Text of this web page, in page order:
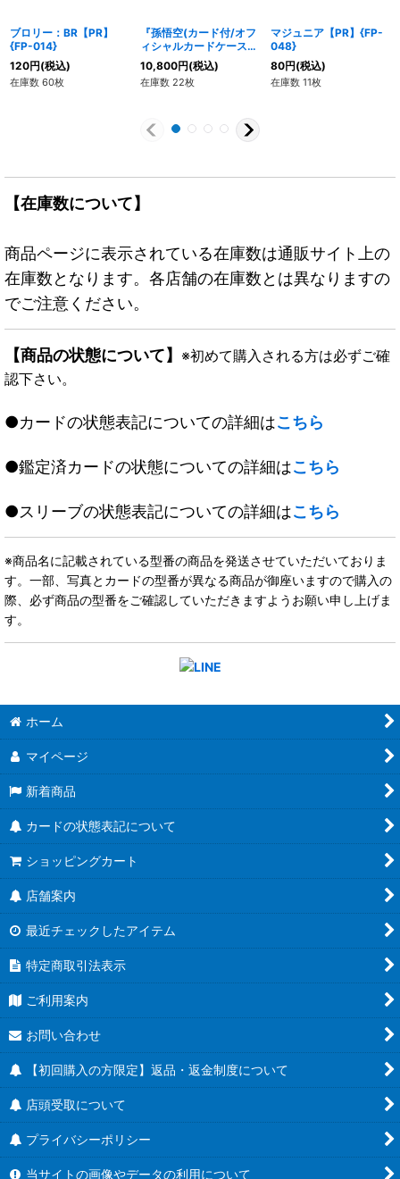
ブロリー：BR【PR】
{FP-014}
120円(税込)
在庫数 60枚
『孫悟空(カード付/オフ
ィシャルカードケース
01)』【サプライ】{-}
10,800円(税込)
在庫数 22枚
マジュニア【PR】{FP-
048}
80円(税込)
在庫数 11枚
【在庫数について】
商品ページに表示されている在庫数は通販サイト上の
在庫数となります。各店舗の在庫数とは異なりますの
でご注意ください。
【商品の状態について】 ※初めて購入される方は必ずご確
認下さい。
●カードの状態表記についての詳細はこちら
●鑑定済カードの状態についての詳細はこちら
●スリーブの状態表記についての詳細はこちら
※商品名に記載されている型番の商品を発送させていただいておりま
す。一部、写真とカードの型番が異なる商品が御座いますので購入の
際、必ず商品の型番をご確認していただきますようお願い申し上げま
す。
ホーム
マイページ
新着商品
カードの状態表記について
ショッピングカート
店舗案内
最近チェックしたアイテム
特定商取引法表示
ご利用案内
お問い合わせ
【初回購入の方限定】返品・返金制度について
店頭受取について
プライバシーポリシー
当サイトの画像やデータの利用について